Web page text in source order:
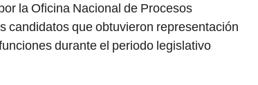
la Oficina Nacional de Procesos
candidatos que obtuvieron representación
durante el periodo legislativo